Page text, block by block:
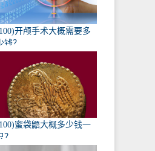
开颅手术大概需要多
钱？
蜜袋鼯大概多少钱一
？